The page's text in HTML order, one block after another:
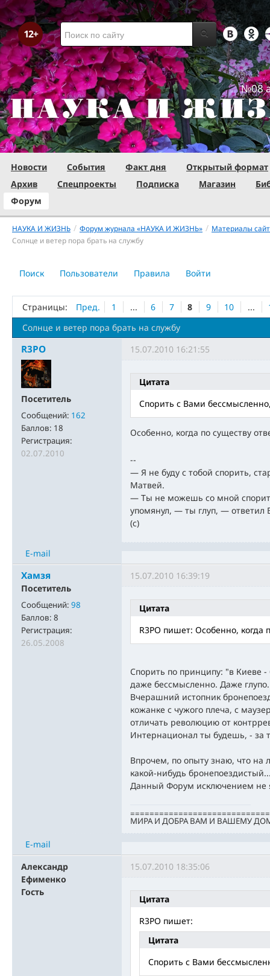
№08
Новости События Факт дня
Открытый формат
Архив
Спецпроекты Подписка Магазин
Форум
НАУКА И ЖИЗНЬ / Форум журнала «НАУКА И ЖИЗНЬ» / Материалы
Солнце и ветер пора брать на службу
Поиск Пользователи Правила Войти
Страницы: Пред. 1 ... 6 7 8 9 10 ...
Солнце и ветер пора брать на службу
R3PO
Посетитель
Сообщений: 162
Баллов: 18
Регистрация:
02.07.2010
15.07.2010 16:21:55
Цитата
Спорить с Вами
Особенно, когда по существу
--
— Я не буду с тобой спорить,
Матвей.
— Ты не можешь со мной
упомянул, — ты глуп, — ответил
(с)
E-mail
Хамзя
Посетитель
Сообщений: 98
Баллов: 8
Регистрация:
26.05.2008
15.07.2010 16:39:19
Цитата
R3PO пишет: Особенно, когда
Спорить по принципу: "в Киеве
даже бессмысленно. Даже глупо.
Вчерашний истопник
кожанке с чужого плеча, с
отличать революцию от
Интернационал ты будешь, - за
Впрочем, по опыту знаю, что на
какой-нибудь
Данный Форум исключением не
МИРА И ДОБРА ВАМ И ВАШЕМУ
E-mail
Александр
Ефименко
Гость
15.07.2010 18:35:06
Цитата
R3PO пишет:
Цитата
Спорить с Вами